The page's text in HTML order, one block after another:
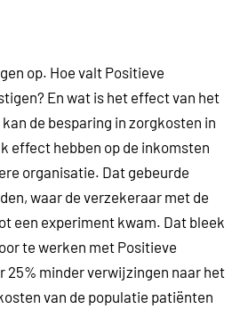
op. Hoe valt Positieve
En wat is het effect van het
de besparing in zorgkosten in
effect hebben op de inkomsten
organisatie. Dat gebeurde
waar de verzekeraar met de
een experiment kwam. Dat bleek
te werken met Positieve
25% minder verwijzingen naar het
van de populatie patiënten